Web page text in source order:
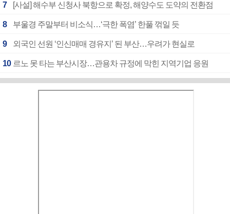
7 [사설] 해수부 신청사 북항으로 확정, 해양수도 도약의 전환점
8 부울경 주말부터 비소식…‘극한 폭염’ 한풀 꺾일 듯
9 외국인 선원 ‘인신매매 경유지’ 된 부산…우려가 현실로
10 르노 못 타는 부산시장…관용차 규정에 막힌 지역기업 응원